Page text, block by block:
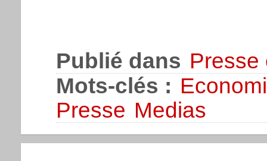
Publié dans Presse
Mots-clés :
Presse Medias